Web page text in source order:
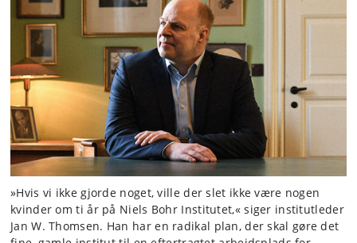
»Hvis vi ikke gjorde noget, ville der slet ikke være nogen
kvinder om ti år på Niels Bohr Institutet,« siger institutleder
Jan W. Thomsen. Han har en radikal plan, der skal gøre det